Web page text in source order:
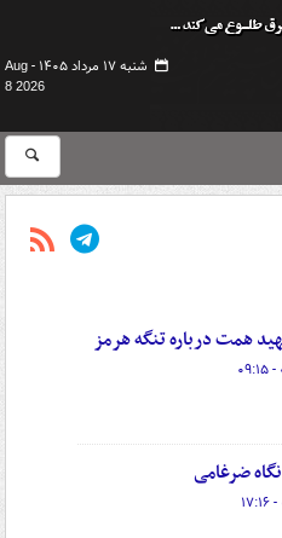
شنبه ۱۷ مرداد ۱۴۰۵ -
Aug
8 2026
همت درباره تنگه هرمز
ضرغامی